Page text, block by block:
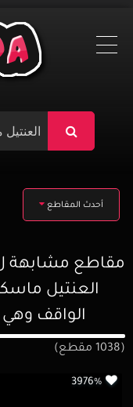
content
أحدث المقاطع
مقاطع مشابهة
العنتيل
الواقف
(1038 مقطع)
3976%